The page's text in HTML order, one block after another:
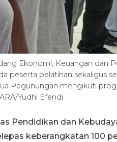
Ekonomi, Keuangan dan
peserta pelatihan sekaligus
Pegunungan mengikuti
Yudhi Efendi
Pendidikan dan
keberangkatan 100